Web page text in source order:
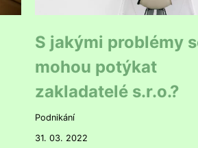
S jakými problémy
mohou potýkat
zakladatelé s.r.o.?
Podnikání
31. 03. 2022